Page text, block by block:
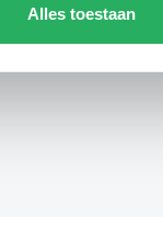
Alles toestaan